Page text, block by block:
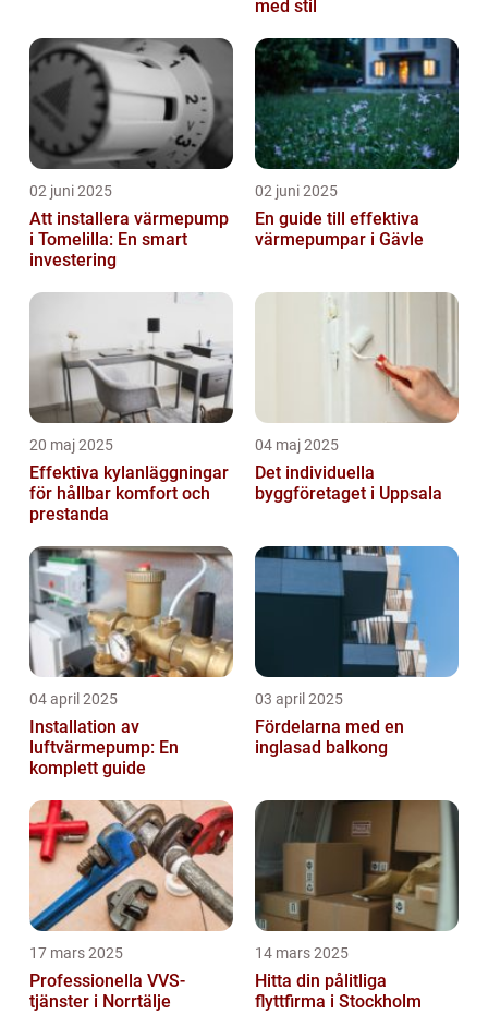
med stil
02 juni 2025
Att installera värmepump
i Tomelilla: En smart
investering
02 juni 2025
En guide till effektiva
värmepumpar i Gävle
20 maj 2025
Effektiva kylanläggningar
för hållbar komfort och
prestanda
04 maj 2025
Det individuella
byggföretaget i Uppsala
04 april 2025
Installation av
luftvärmepump: En
komplett guide
03 april 2025
Fördelarna med en
inglasad balkong
17 mars 2025
Professionella VVS-
tjänster i Norrtälje
14 mars 2025
Hitta din pålitliga
flyttfirma i Stockholm